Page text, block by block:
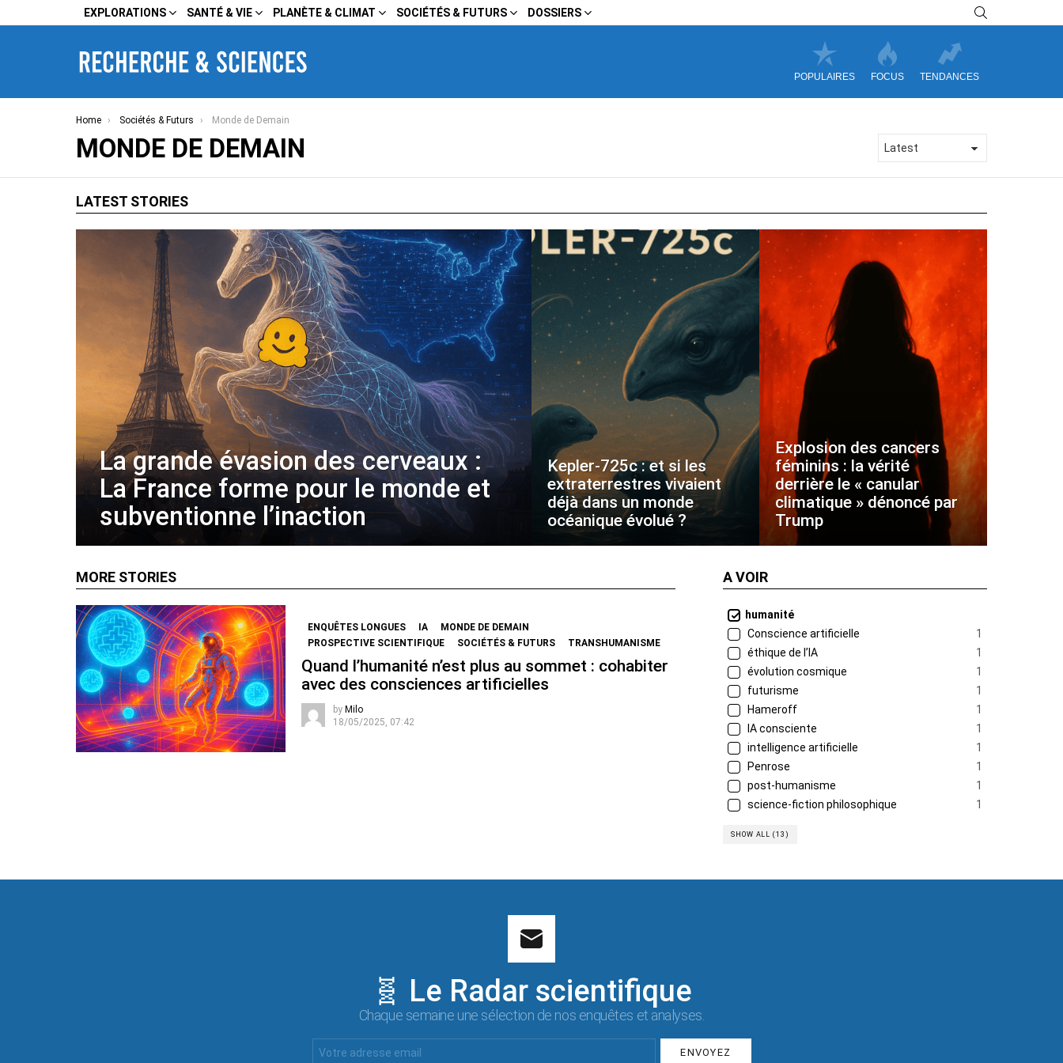
EXPLORATIONS SANTÉ & VIE PLANÈTE & CLIMAT SOCIÉTÉS & FUTURS DOSSIERS
POPULAIRES FOCUS TENDANCES
You are here:
Home Sociétés & Futurs Monde de Demain
MONDE DE DEMAIN
LATEST STORIES
La grande évasion des cerveaux :
La France forme pour le monde et
subventionne l’inaction
Kepler-725c : et si les
extraterrestres vivaient
déjà dans un monde
océanique évolué ?
Explosion des cancers
féminins : la vérité
derrière le « canular
climatique » dénoncé par
Trump
MORE STORIES
ENQUÊTES LONGUES IA
MONDE DE DEMAIN
PROSPECTIVE SCIENTIFIQUE
SOCIÉTÉS & FUTURS TRANSHUMANISME
Quand l’humanité n’est plus au sommet : cohabiter
avec des consciences artificielles
by Milo
18/05/2025, 07:42
A VOIR
humanité
Conscience artificielle
1
éthique de l’IA
1
évolution cosmique
1
futurisme
1
Hameroff
1
IA consciente
1
intelligence artificielle
1
Penrose
1
post-humanisme
1
science-fiction philosophique
1
SHOW ALL (13)
🧬 Le Radar scientifique
Chaque semaine une sélection de nos enquêtes et analyses.
Email